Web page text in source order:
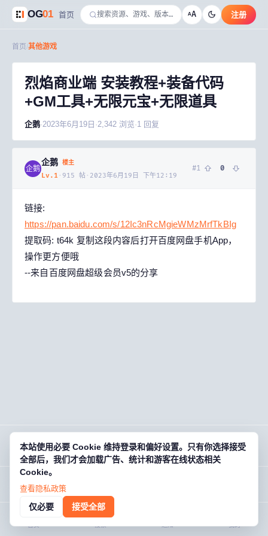
本站使用必要 Cookie 维持登录和偏好设置。只有你选择接受
全部后，我们才会加载广告、统计和游客在线状态相关
Cookie。
查看隐私政策
仅必要 接受全部
OG01 首页 AA 注册
首页 其他游戏
烈焰商业端 安装教程+装备代码
+GM工具+无限元宝+无限道具
企鹅·2023年6月19日 ·2,342 浏览·1 回复
企鹅
企鹅 楼主
Lv. 1 · 915 帖 · 2023年6月19日 下午12:19
#1 0
链接:
https://pan.baidu.com/s/12Ic3nRcMgieWMzMrfTkBIg
提取码: t64k 复制这段内容后打开百度网盘手机App，
操作更方便哦
--来自百度网盘超级会员v5的分享
回复 ·2,342
OG01· 欧基零壹
关于 规则 帮助